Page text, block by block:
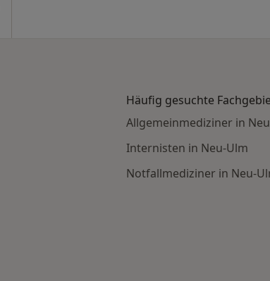
Häufig gesuchte
Allgemeinmediziner in
Internisten in Neu-Ulm
Notfallmediziner in Neu-